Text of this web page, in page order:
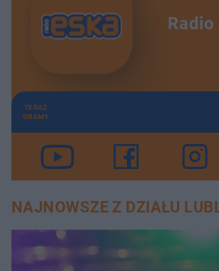
Radio
TERAZ
GRAMY
NAJNOWSZE Z DZIAŁU